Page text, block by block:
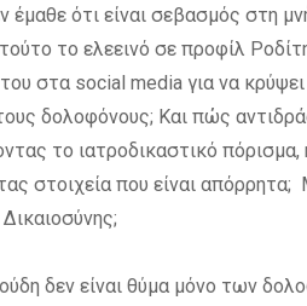
έμαθε ότι είναι σεβασμός στη
το ελεεινό σε προφίλ
στα social media για να
δολοφόνους; Και πώς
το ιατροδικαστικό
στοιχεία που είναι
δεν είναι θύμα μόνο των